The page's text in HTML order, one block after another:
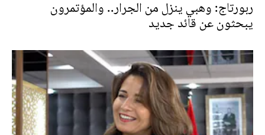
ربورتاج: وهبي ينزل من الجرار.. والمؤتمرون
يبحثون عن قائد جديد